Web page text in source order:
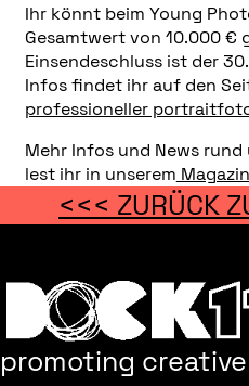
Ihr könnt beim Young
Gesamtwert von 10.000 €
Einsendeschluss ist der
Infos findet ihr auf den
professioneller
Mehr Infos und News
lest ihr in unserem Magazin
<<< ZURÜCK
promoting creative